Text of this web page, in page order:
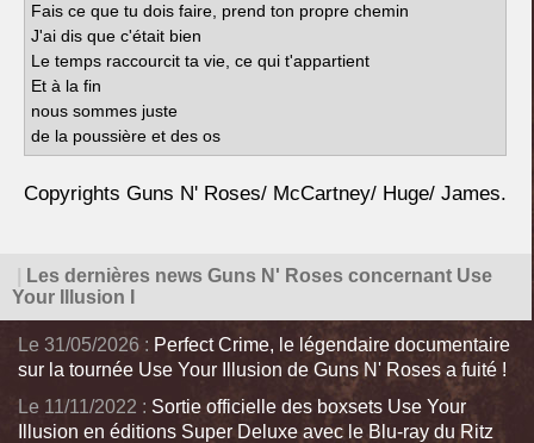
Fais ce que tu dois faire, prend ton propre chemin
J'ai dis que c'était bien
Le temps raccourcit ta vie, ce qui t'appartient
Et à la fin
nous sommes juste
de la poussière et des os
Copyrights Guns N' Roses/ McCartney/ Huge/ James.
Les dernières news Guns N' Roses concernant Use
Your Illusion I
Le 31/05/2026 : Perfect Crime, le légendaire documentaire
sur la tournée Use Your Illusion de Guns N' Roses a fuité !
Le 11/11/2022 : Sortie officielle des boxsets Use Your
Illusion en éditions Super Deluxe avec le Blu-ray du Ritz